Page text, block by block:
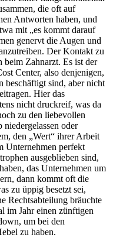
die oft auf
Antworten haben, und
mit „es kommt darauf
genervt die Augen und
Der Kontakt zu
beim Zahnarzt. Es ist der
Center, also denjenigen,
beschäftigt sind, aber nicht
Hier das
nicht druckreif, was da
zu den liebevollen
oder
den „Wert“ ihrer Arbeit
Unternehmen perfekt
ausgeblieben sind,
das Unternehmen um
dann kommt oft die
zu üppig besetzt sei,
Rechtsabteilung bräuchte
im Jahr einen zünftigen
um bei den
zu haben.